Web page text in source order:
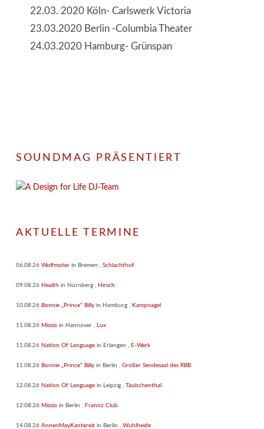
22.03. 2020 Köln- Carlswerk Victoria
23.03.2020 Berlin -Columbia Theater
24.03.2020 Hamburg- Grünspan
SOUNDMAG PRÄSENTIERT
AKTUELLE TERMINE
06.08.26 Wolfmoter in Bremen Schlachthof
09.08.26 Health in Nürnberg Hirsch
10.08.26 Bonnie „Prince“ Billy in Hamburg Kampnagel
11.08.26 Missio in Hannover Lux
11.08.26 Nation Of Language in Erlangen E-Werk
11.08.26 Bonnie „Prince“ Billy in Berlin Großer Sendesaal des RBB
12.08.26 Nation Of Language in Leipzig Täubchenthal
12.08.26 Missio in Berlin Frannz Club
14.08.26 AnnenMayKantereit in Berlin Wuhlheide